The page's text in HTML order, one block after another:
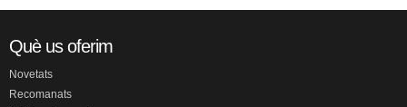
Què us oferim
Novetats
Recomanats